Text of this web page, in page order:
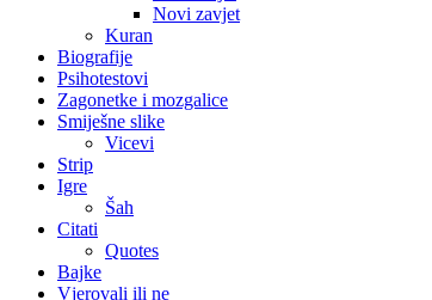
Novi zavjet
Kuran
Biografije
Psihotestovi
Zagonetke i mozgalice
Smiješne slike
Vicevi
Strip
Igre
Šah
Citati
Quotes
Bajke
Vjerovali ili ne